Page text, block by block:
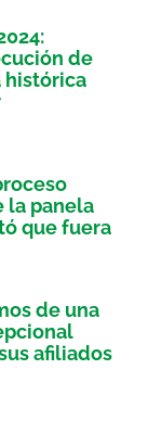
de
histórica
la panela
que fuera
de una
afiliados